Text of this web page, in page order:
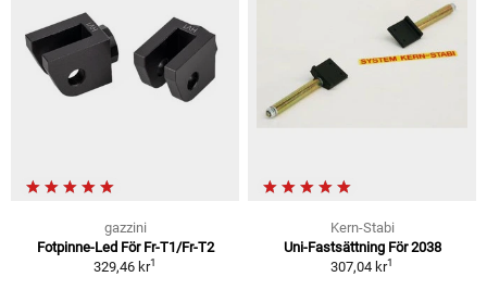
gazzini
Fotpinne-Led För Fr-T1/Fr-T2
329,46 kr1
Kern-Stabi
Uni-Fastsättning För 2038
307,04 kr1